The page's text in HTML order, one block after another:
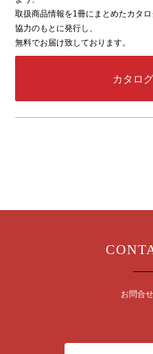
取扱商品情報を1冊にまとめたカタ
協力のもとに発行し、
無料でお届け致しております。
カタロ
お問合